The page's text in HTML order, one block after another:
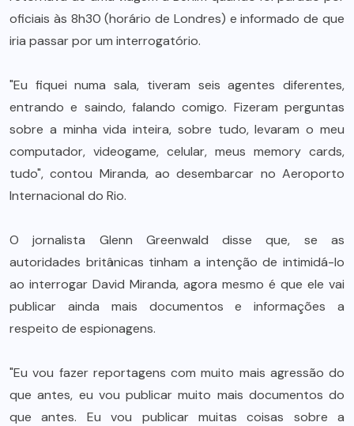
oficiais às 8h30 (horário de Londres) e informado de que
iria passar por um interrogatório.
"Eu fiquei numa sala, tiveram seis agentes diferentes,
entrando e saindo, falando comigo. Fizeram perguntas
sobre a minha vida inteira, sobre tudo, levaram o meu
computador, videogame, celular, meus memory cards,
tudo", contou Miranda, ao desembarcar no Aeroporto
Internacional do Rio.
O jornalista Glenn Greenwald disse que, se as
autoridades britânicas tinham a intenção de intimidá-lo
ao interrogar David Miranda, agora mesmo é que ele vai
publicar ainda mais documentos e informações a
respeito de espionagens.
"Eu vou fazer reportagens com muito mais agressão do
que antes, eu vou publicar muito mais documentos do
que antes. Eu vou publicar muitas coisas sobre a